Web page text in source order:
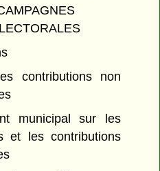
contributions non
municipal sur les
et les contributions